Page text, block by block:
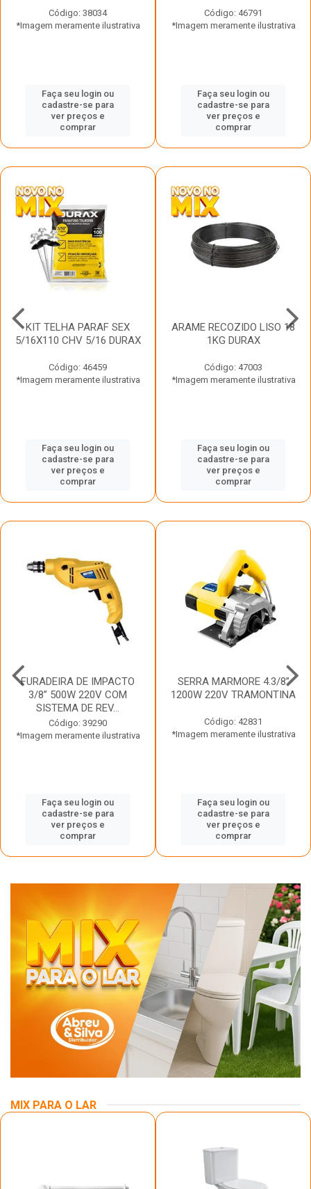
Código: 38034
*Imagem meramente ilustrativa
Faça seu login ou
cadastre-se para
ver preços e
comprar
Código: 46791
*Imagem meramente ilustrativa
Faça seu login ou
cadastre-se para
ver preços e
comprar
KIT TELHA PARAF SEX
5/16X110 CHV 5/16 DURAX
Código: 46459
*Imagem meramente ilustrativa
Faça seu login ou
cadastre-se para
ver preços e
comprar
ARAME RECOZIDO LISO 18
1KG DURAX
Código: 47003
*Imagem meramente ilustrativa
Faça seu login ou
cadastre-se para
ver preços e
comprar
FURADEIRA DE IMPACTO
3/8” 500W 220V COM
SISTEMA DE REV...
Código: 39290
*Imagem meramente ilustrativa
Faça seu login ou
cadastre-se para
ver preços e
comprar
SERRA MARMORE 4.3/8”
1200W 220V TRAMONTINA
Código: 42831
*Imagem meramente ilustrativa
Faça seu login ou
cadastre-se para
ver preços e
comprar
MIX PARA O LAR